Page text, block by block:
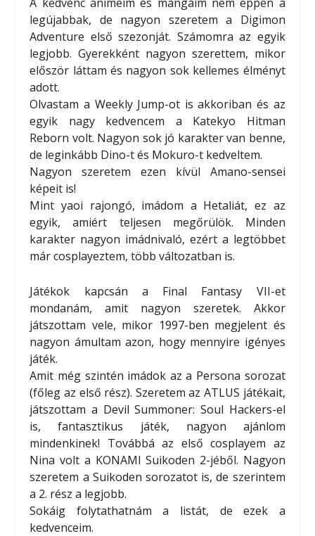
legújabbak, de nagyon szeretem a Digimon
Adventure első szezonját. Számomra az egyik
legjobb. Gyerekként nagyon szerettem, mikor
először láttam és nagyon sok kellemes élményt
adott.
Olvastam a Weekly Jump-ot is akkoriban és az
egyik nagy kedvencem a Katekyo Hitman
Reborn volt. Nagyon sok jó karakter van benne,
de leginkább Dino-t és Mokuro-t kedveltem.
Nagyon szeretem ezen kívül Amano-sensei
képeit is!
Mint yaoi rajongó, imádom a Hetaliát, ez az
egyik, amiért teljesen megőrülök. Minden
karakter nagyon imádnivaló, ezért a legtöbbet
már cosplayeztem, több változatban is.
Játékok kapcsán a Final Fantasy VII-et
mondanám, amit nagyon szeretek. Akkor
játszottam vele, mikor 1997-ben megjelent és
nagyon ámultam azon, hogy mennyire igényes
játék.
Amit még szintén imádok az a Persona sorozat
(főleg az első rész). Szeretem az ATLUS játékait,
játszottam a Devil Summoner: Soul Hackers-el
is, fantasztikus játék, nagyon ajánlom
mindenkinek! Továbbá az első cosplayem az
Nina volt a KONAMI Suikoden 2-jéből. Nagyon
szeretem a Suikoden sorozatot is, de szerintem
a 2. rész a legjobb.
Sokáig folytathatnám a listát, de ezek a
kedvenceim.